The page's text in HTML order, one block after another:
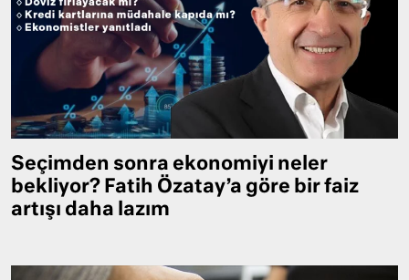
Seçimden sonra ekonomiyi neler
bekliyor? Fatih Özatay’a göre bir faiz
artışı daha lazım